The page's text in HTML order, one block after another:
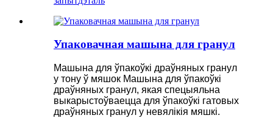
Упаковачная машына для гранул
Машына для ўпакоўкі драўняных гранул
у тону ў мяшок Машына для ўпакоўкі
драўняных гранул, якая спецыяльна
выкарыстоўваецца для ўпакоўкі гатовых
драўняных гранул у невялікія мяшкі.